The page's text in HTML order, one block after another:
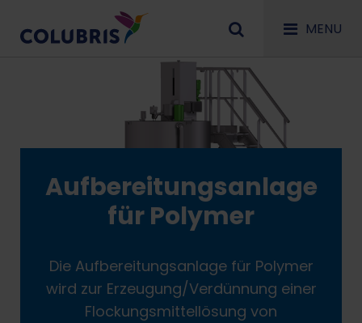
MENU
Aufbereitungsanlage
für Polymer
Die Aufbereitungsanlage für Polymer
wird zur Erzeugung/Verdünnung einer
Flockungsmittellösung von